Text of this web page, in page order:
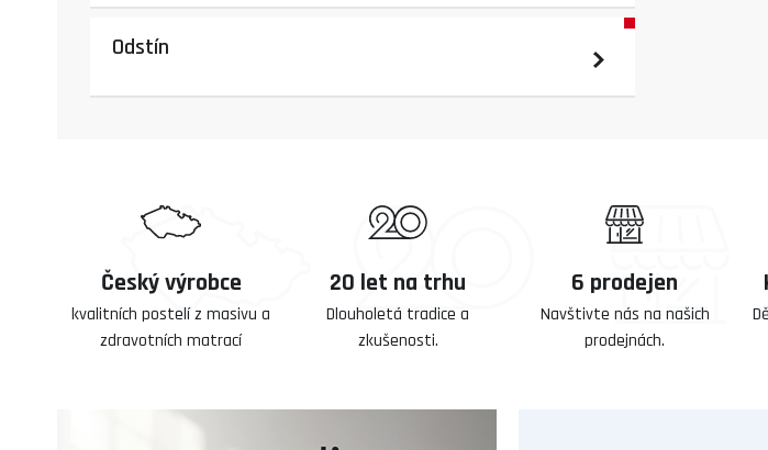
Odstín
Český výrobce
kvalitních postelí z masivu a
zdravotních matrací
20 let na trhu
Dlouholetá tradice a
zkušenosti.
6 prodejen
Navštivte nás na našich
prodejnách.